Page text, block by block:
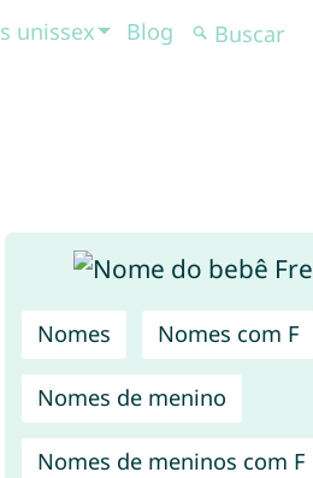
unissex Blog
Nomes Nomes com F
Nomes de menino
Nomes de meninos com F